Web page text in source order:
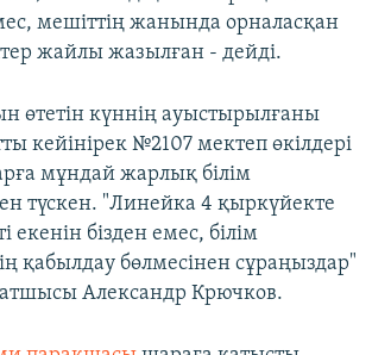
мешіттің жанында орналасқан
жайлы жазылған - дейді.
өтетін күннің ауыстырылғаны
кейінірек №2107 мектеп өкілдері
мұндай жарлық білім
түскен. "Линейка 4 қыркүйекте
екенін бізден емес, білім
қабылдау бөлмесінен сұраңыздар"
Александр Крючков.